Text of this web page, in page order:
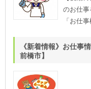
のお仕事
「お仕
《新着情報》お仕事
前橋市】